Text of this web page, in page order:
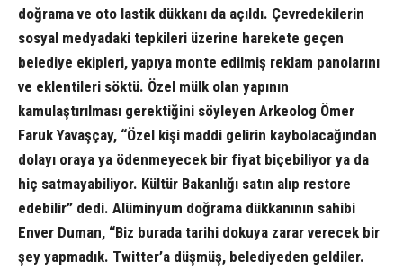
doğrama ve oto lastik dükkanı da açıldı. Çevredekilerin
sosyal medyadaki tepkileri üzerine harekete geçen
belediye ekipleri, yapıya monte edilmiş reklam panolarını
ve eklentileri söktü. Özel mülk olan yapının
kamulaştırılması gerektiğini söyleyen Arkeolog Ömer
Faruk Yavaşçay, “Özel kişi maddi gelirin kaybolacağından
dolayı oraya ya ödenmeyecek bir fiyat biçebiliyor ya da
hiç satmayabiliyor. Kültür Bakanlığı satın alıp restore
edebilir” dedi. Alüminyum doğrama dükkanının sahibi
Enver Duman, “Biz burada tarihi dokuya zarar verecek bir
şey yapmadık. Twitter’a düşmüş, belediyeden geldiler.